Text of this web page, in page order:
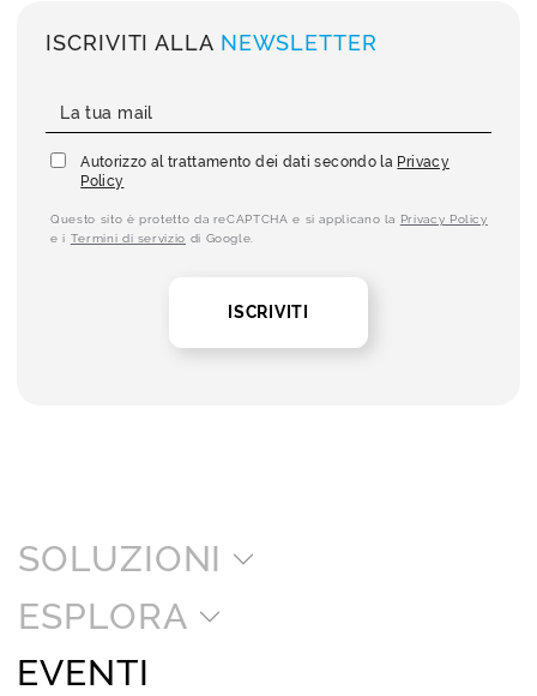
ISCRIVITI ALLA NEWSLETTER
Autorizzo al trattamento dei dati secondo la Privacy
Policy
Questo sito è protetto da reCAPTCHA e si applicano la Privacy Policy
e i Termini di servizio di Google.
ISCRIVITI
SOLUZIONI
ESPLORA
EVENTI